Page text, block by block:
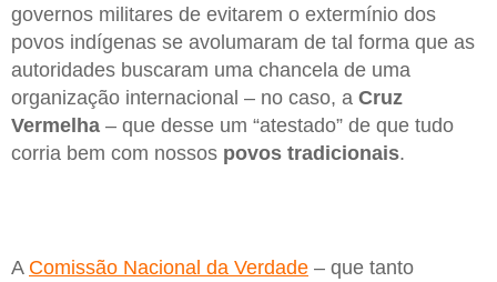
governos militares de evitarem o extermínio dos
povos indígenas se avolumaram de tal forma que as
autoridades buscaram uma chancela de uma
organização internacional – no caso, a Cruz
Vermelha – que desse um “atestado” de que tudo
corria bem com nossos povos tradicionais.
A Comissão Nacional da Verdade – que tanto